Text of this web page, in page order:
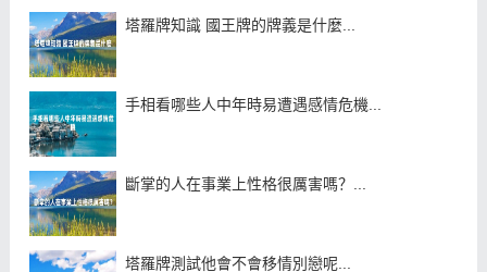
塔羅牌知識 國王牌的牌義是什麼...
手相看哪些人中年時易遭遇感情危機...
斷掌的人在事業上性格很厲害嗎？...
塔羅牌測試他會不會移情別戀呢...